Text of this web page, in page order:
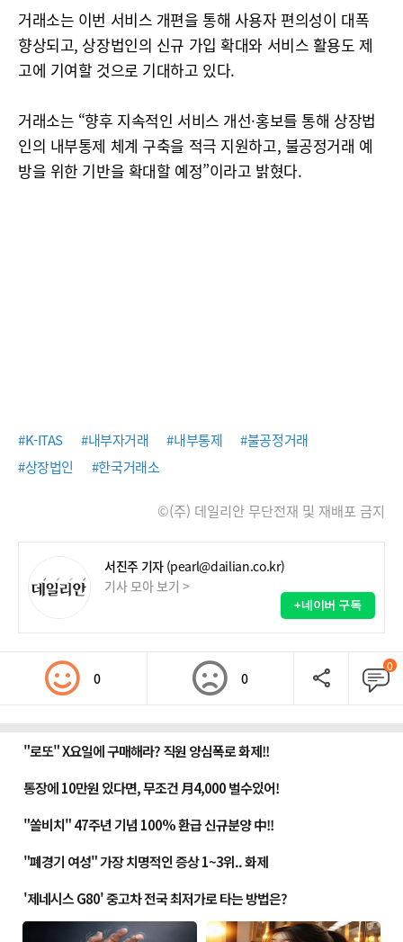
거래소는 이번 서비스 개편을 통해 사용자 편의성이 대폭
향상되고, 상장법인의 신규 가입 확대와 서비스 활용도 제
고에 기여할 것으로 기대하고 있다.
거래소는 “향후 지속적인 서비스 개선·홍보를 통해 상장법
인의 내부통제 체계 구축을 적극 지원하고, 불공정거래 예
방을 위한 기반을 확대할 예정”이라고 밝혔다.
#K-ITAS #내부자거래 #내부통제
#불공정거래
#상장법인
#한국거래소
©(주) 데일리안 무단전재 및 재배포 금지
서진주 기자 (pearl@dailian.co.kr)
기사 모아 보기 >
+네이버 구독
0 0
0